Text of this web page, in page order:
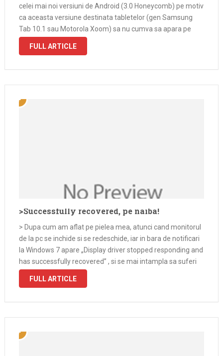
celei mai noi versiuni de Android (3.0 Honeycomb) pe motiv
ca aceasta versiune destinata tabletelor (gen Samsung
Tab 10.1 sau Motorola Xoom) sa nu cumva sa apara pe
telefoane no-name, care din punct de …
FULL ARTICLE
>Successfully recovered, pe naiba!
> Dupa cum am aflat pe pielea mea, atunci cand monitorul
de la pc se inchide si se redeschide, iar in bara de notificari
la Windows 7 apare „Display driver stopped responding and
has successfully recovered” , si se mai intampla sa suferi
de BSOD-uri, si …
FULL ARTICLE